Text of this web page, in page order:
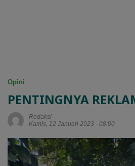
Opini
PENTINGNYA
Redaksi
Kamis, 12 Januari 2023 - 08:00